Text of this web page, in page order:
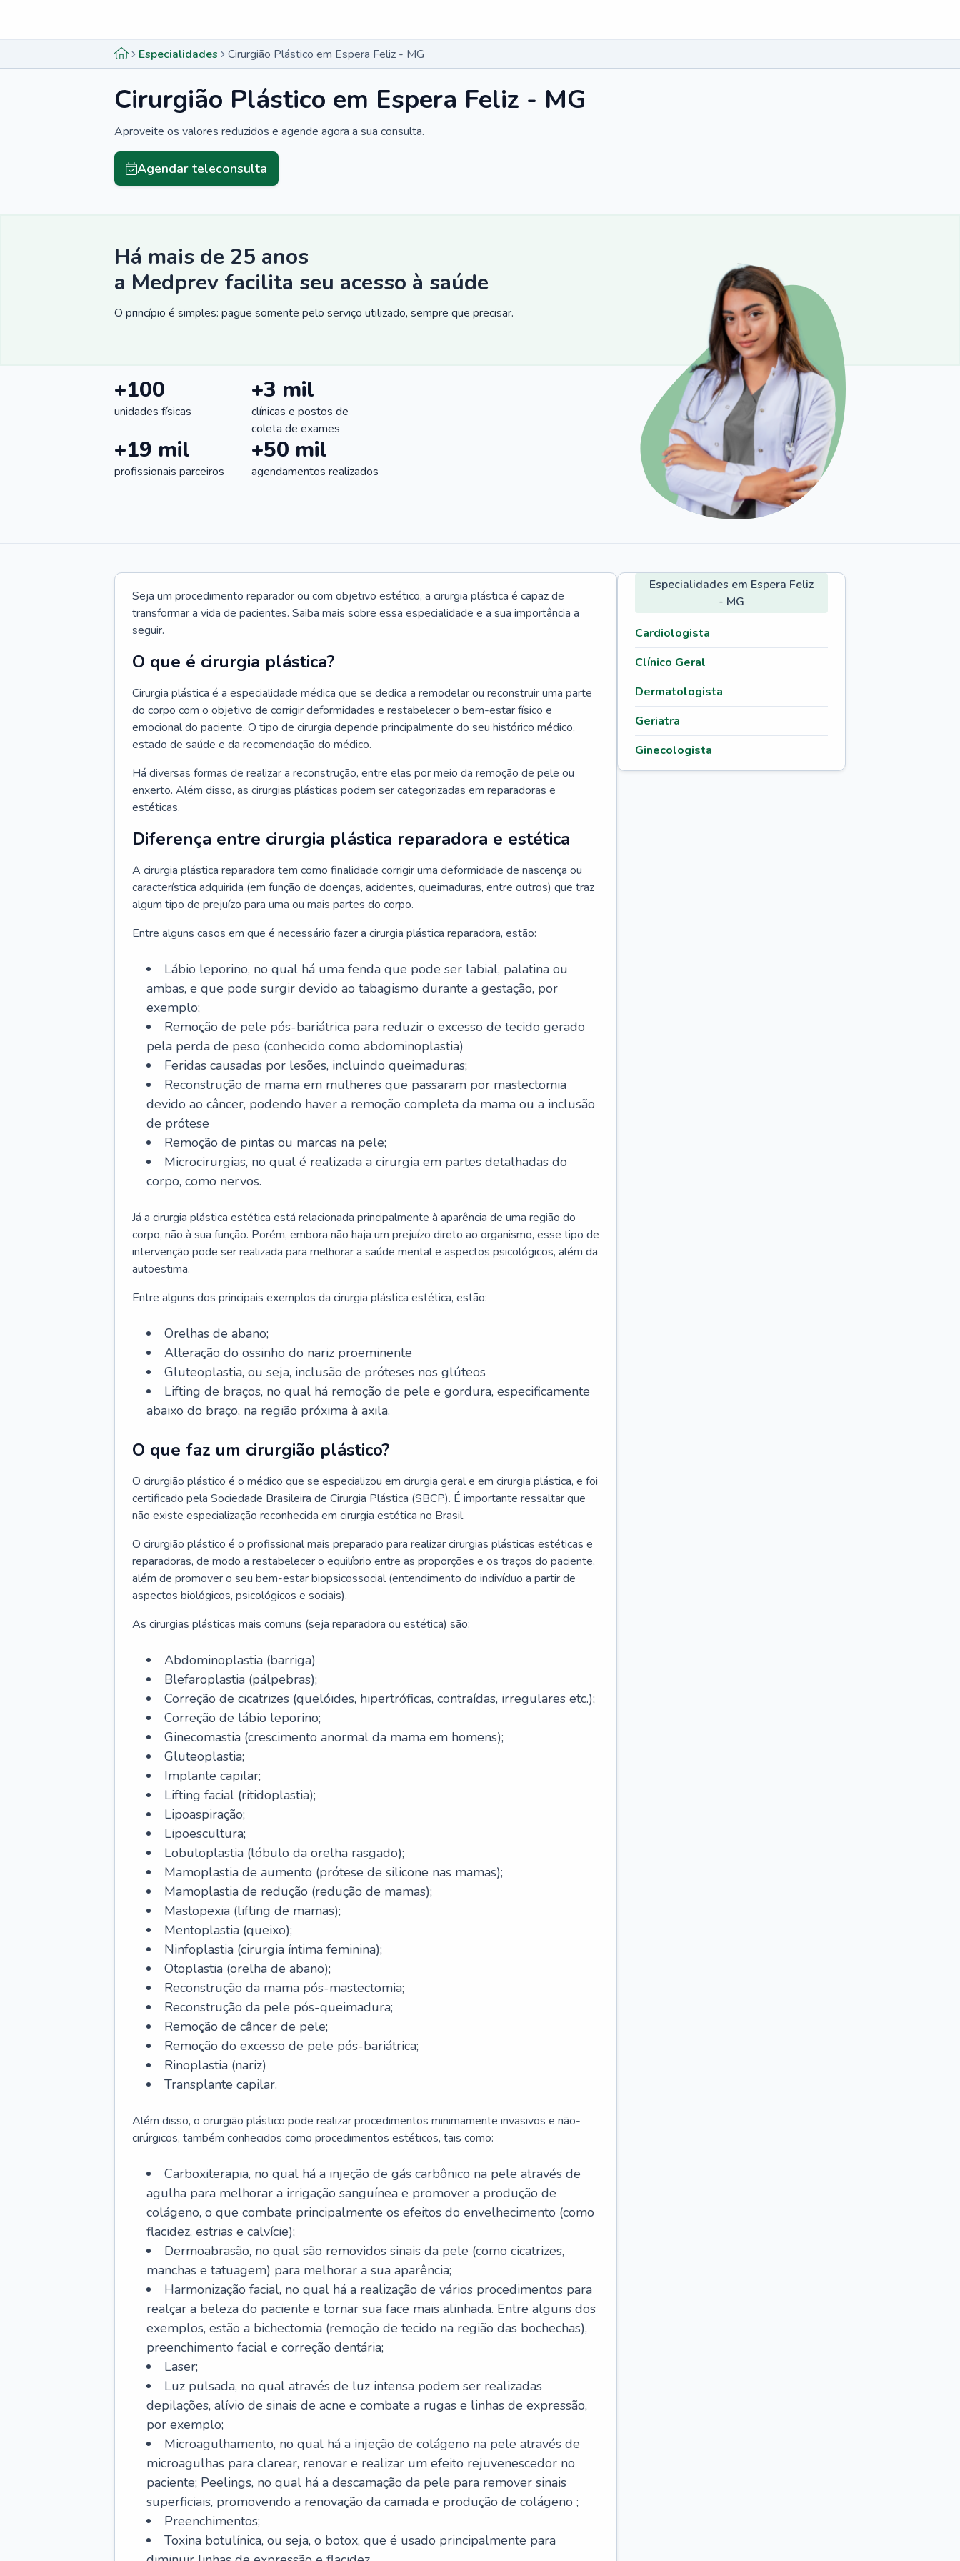
Especialidades Cirurgião Plástico em Espera Feliz - MG
Cirurgião Plástico em Espera Feliz - MG
Aproveite os valores reduzidos e agende agora a sua consulta.
Agendar teleconsulta
Há mais de 25 anos
a Medprev facilita seu acesso à saúde
O princípio é simples: pague somente pelo serviço utilizado, sempre que precisar.
+100
unidades físicas
+3 mil
clínicas e postos de
coleta de exames
+19 mil
profissionais parceiros
+50 mil
agendamentos realizados
Seja um procedimento reparador ou com objetivo estético, a cirurgia plástica é capaz de
transformar a vida de pacientes. Saiba mais sobre essa especialidade e a sua importância a
seguir.
O que é cirurgia plástica?
Cirurgia plástica é a especialidade médica que se dedica a remodelar ou reconstruir uma parte
do corpo com o objetivo de corrigir deformidades e restabelecer o bem-estar físico e
emocional do paciente. O tipo de cirurgia depende principalmente do seu histórico médico,
estado de saúde e da recomendação do médico.
Há diversas formas de realizar a reconstrução, entre elas por meio da remoção de pele ou
enxerto. Além disso, as cirurgias plásticas podem ser categorizadas em reparadoras e
estéticas.
Diferença entre cirurgia plástica reparadora e estética
A cirurgia plástica reparadora tem como finalidade corrigir uma deformidade de nascença ou
característica adquirida (em função de doenças, acidentes, queimaduras, entre outros) que traz
algum tipo de prejuízo para uma ou mais partes do corpo.
Entre alguns casos em que é necessário fazer a cirurgia plástica reparadora, estão:
Lábio leporino, no qual há uma fenda que pode ser labial, palatina ou
ambas, e que pode surgir devido ao tabagismo durante a gestação, por
exemplo;
Remoção de pele pós-bariátrica para reduzir o excesso de tecido gerado
pela perda de peso (conhecido como abdominoplastia)
Feridas causadas por lesões, incluindo queimaduras;
Reconstrução de mama em mulheres que passaram por mastectomia
devido ao câncer, podendo haver a remoção completa da mama ou a inclusão
de prótese
Remoção de pintas ou marcas na pele;
Microcirurgias, no qual é realizada a cirurgia em partes detalhadas do
corpo, como nervos.
Já a cirurgia plástica estética está relacionada principalmente à aparência de uma região do
corpo, não à sua função. Porém, embora não haja um prejuízo direto ao organismo, esse tipo de
intervenção pode ser realizada para melhorar a saúde mental e aspectos psicológicos, além da
autoestima.
Entre alguns dos principais exemplos da cirurgia plástica estética, estão:
Orelhas de abano;
Alteração do ossinho do nariz proeminente
Gluteoplastia, ou seja, inclusão de próteses nos glúteos
Lifting de braços, no qual há remoção de pele e gordura, especificamente
abaixo do braço, na região próxima à axila.
O que faz um cirurgião plástico?
O cirurgião plástico é o médico que se especializou em cirurgia geral e em cirurgia plástica, e foi
certificado pela Sociedade Brasileira de Cirurgia Plástica (SBCP). É importante ressaltar que
não existe especialização reconhecida em cirurgia estética no Brasil.
O cirurgião plástico é o profissional mais preparado para realizar cirurgias plásticas estéticas e
reparadoras, de modo a restabelecer o equilíbrio entre as proporções e os traços do paciente,
além de promover o seu bem-estar biopsicossocial (entendimento do indivíduo a partir de
aspectos biológicos, psicológicos e sociais).
As cirurgias plásticas mais comuns (seja reparadora ou estética) são:
Abdominoplastia (barriga)
Blefaroplastia (pálpebras);
Correção de cicatrizes (quelóides, hipertróficas, contraídas, irregulares etc.);
Correção de lábio leporino;
Ginecomastia (crescimento anormal da mama em homens);
Gluteoplastia;
Implante capilar;
Lifting facial (ritidoplastia);
Lipoaspiração;
Lipoescultura;
Lobuloplastia (lóbulo da orelha rasgado);
Mamoplastia de aumento (prótese de silicone nas mamas);
Mamoplastia de redução (redução de mamas);
Mastopexia (lifting de mamas);
Mentoplastia (queixo);
Ninfoplastia (cirurgia íntima feminina);
Otoplastia (orelha de abano);
Reconstrução da mama pós-mastectomia;
Reconstrução da pele pós-queimadura;
Remoção de câncer de pele;
Remoção do excesso de pele pós-bariátrica;
Rinoplastia (nariz)
Transplante capilar.
Além disso, o cirurgião plástico pode realizar procedimentos minimamente invasivos e não-
cirúrgicos, também conhecidos como procedimentos estéticos, tais como:
Carboxiterapia, no qual há a injeção de gás carbônico na pele através de
agulha para melhorar a irrigação sanguínea e promover a produção de
colágeno, o que combate principalmente os efeitos do envelhecimento (como
flacidez, estrias e calvície);
Dermoabrasão, no qual são removidos sinais da pele (como cicatrizes,
manchas e tatuagem) para melhorar a sua aparência;
Harmonização facial, no qual há a realização de vários procedimentos para
realçar a beleza do paciente e tornar sua face mais alinhada. Entre alguns dos
exemplos, estão a bichectomia (remoção de tecido na região das bochechas),
preenchimento facial e correção dentária;
Laser;
Luz pulsada, no qual através de luz intensa podem ser realizadas
depilações, alívio de sinais de acne e combate a rugas e linhas de expressão,
por exemplo;
Microagulhamento, no qual há a injeção de colágeno na pele através de
microagulhas para clarear, renovar e realizar um efeito rejuvenescedor no
paciente; Peelings, no qual há a descamação da pele para remover sinais
superficiais, promovendo a renovação da camada e produção de colágeno ;
Preenchimentos;
Toxina botulínica, ou seja, o botox, que é usado principalmente para
Especialidades em Espera Feliz
- MG
Cardiologista
Clínico Geral
Dermatologista
Geriatra
Ginecologista